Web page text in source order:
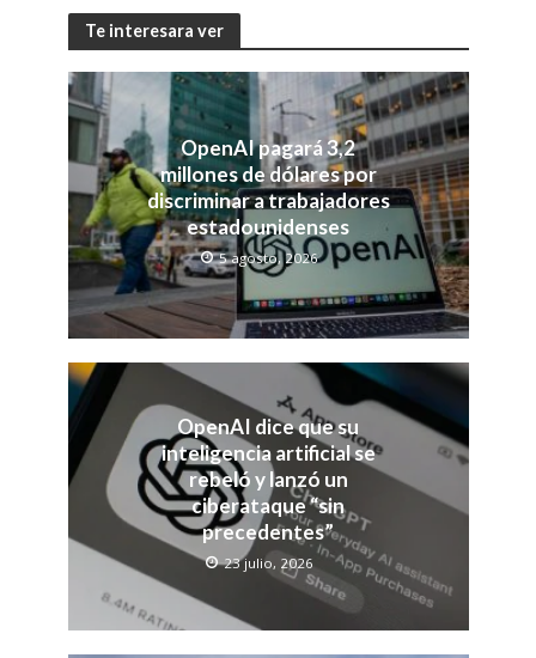
Te interesara ver
OpenAI pagará 3,2
millones de dólares por
discriminar a trabajadores
estadounidenses
5 agosto, 2026
OpenAI dice que su
inteligencia artificial se
rebeló y lanzó un
ciberataque “sin
precedentes”
23 julio, 2026